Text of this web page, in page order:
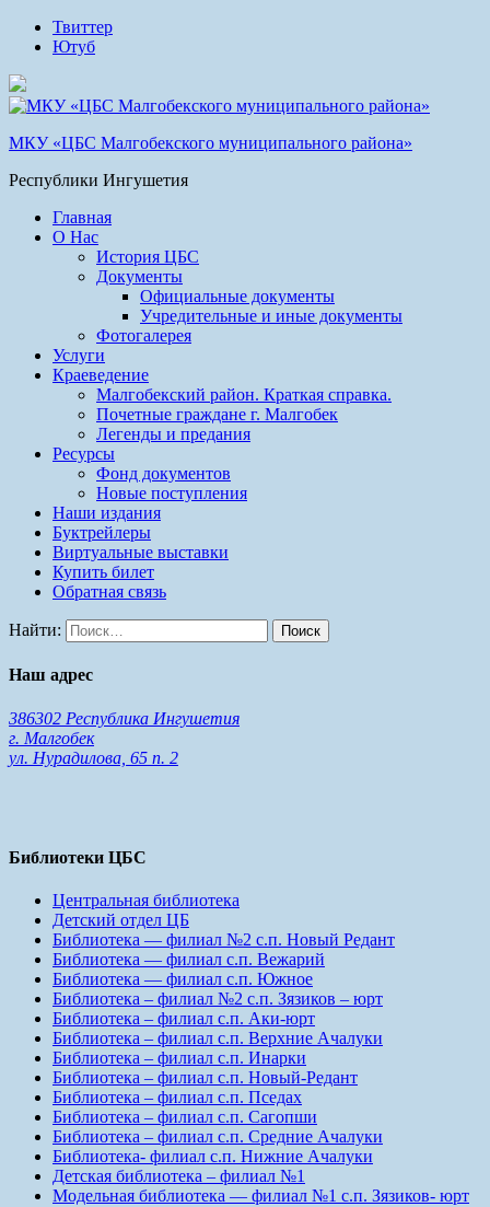
Твиттер
Ютуб
МКУ «ЦБС Малгобекского муниципального района»
Республики Ингушетия
Главная
О Нас
История ЦБС
Документы
Официальные документы
Учредительные и иные документы
Фотогалерея
Услуги
Краеведение
Малгобекский район. Краткая справка.
Почетные граждане г. Малгобек
Легенды и предания
Ресурсы
Фонд документов
Новые поступления
Наши издания
Буктрейлеры
Виртуальные выставки
Купить билет
Обратная связь
Найти:
Наш адрес
386302 Республика Ингушетия
г. Малгобек
ул. Нурадилова, 65 п. 2
Библиотеки ЦБС
Центральная библиотека
Детский отдел ЦБ
Библиотека — филиал №2 с.п. Новый Редант
Библиотека — филиал с.п. Вежарий
Библиотека — филиал с.п. Южное
Библиотека – филиал №2 с.п. Зязиков – юрт
Библиотека – филиал с.п. Аки-юрт
Библиотека – филиал с.п. Верхние Ачалуки
Библиотека – филиал с.п. Инарки
Библиотека – филиал с.п. Новый-Редант
Библиотека – филиал с.п. Пседах
Библиотека – филиал с.п. Сагопши
Библиотека – филиал с.п. Средние Ачалуки
Библиотека- филиал с.п. Нижние Ачалуки
Детская библиотека – филиал №1
Модельная библиотека — филиал №1 с.п. Зязиков- юрт